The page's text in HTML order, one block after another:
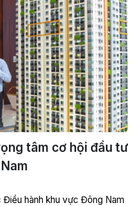
tâm cơ hội đầu tư
Điều hành khu vực Đông Nam